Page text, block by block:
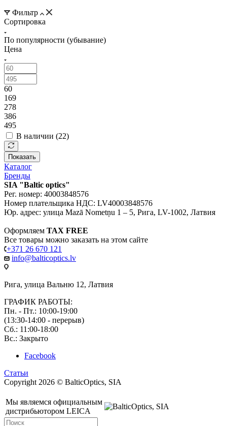
Фильтр
Сортировка
По популярности (убывание)
Цена
60
169
278
386
495
В наличии (22)
Показать
Каталог
Бренды
SIA "Baltic optics"
Рег. номер: 40003848576
Номер плательщика НДС: LV40003848576
Юр. адрес: улица Mazā Nometņu 1 – 5, Рига, LV-1002, Латвия
Оформляем TAX FREE
Все товары можно заказать на этом сайте
+371 26 670 121
info@balticoptics.lv
Рига, улица Вальню 12, Латвия
ГРАФИК РАБОТЫ:
Пн. - Пт.: 10:00-19:00
(13:30-14:00 - перерыв)
Сб.: 11:00-18:00
Вс.: Закрыто
Facebook
Статьи
Copyright 2026 © BalticOptics, SIA
Мы являемся официальным
дистрибьютором LEICA